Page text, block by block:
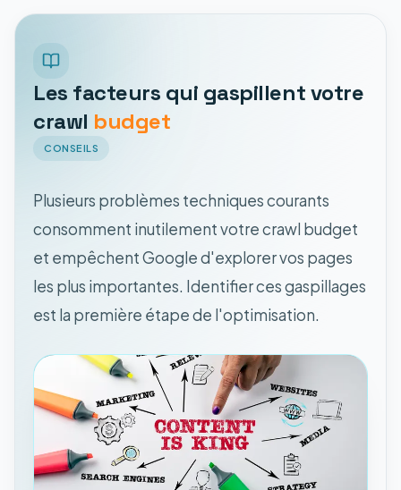
Les facteurs qui gaspillent votre
crawl budget
CONSEILS
Plusieurs problèmes techniques courants
consomment inutilement votre crawl budget
et empêchent Google d'explorer vos pages
les plus importantes. Identifier ces gaspillages
est la première étape de l'optimisation.